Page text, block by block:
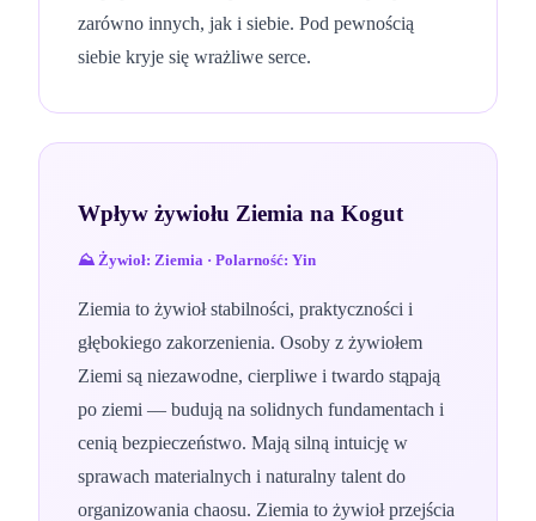
zarówno innych, jak i siebie. Pod pewnością
siebie kryje się wrażliwe serce.
Wpływ żywiołu Ziemia na Kogut
⛰️ Żywioł: Ziemia · Polarność: Yin
Ziemia to żywioł stabilności, praktyczności i
głębokiego zakorzenienia. Osoby z żywiołem
Ziemi są niezawodne, cierpliwe i twardo stąpają
po ziemi — budują na solidnych fundamentach i
cenią bezpieczeństwo. Mają silną intuicję w
sprawach materialnych i naturalny talent do
organizowania chaosu. Ziemia to żywioł przejścia